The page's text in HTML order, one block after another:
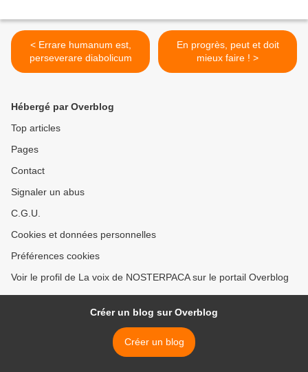
< Errare humanum est,
perseverare diabolicum
En progrès, peut et doit
mieux faire ! >
Hébergé par Overblog
Top articles
Pages
Contact
Signaler un abus
C.G.U.
Cookies et données personnelles
Préférences cookies
Voir le profil de La voix de NOSTERPACA sur le portail Overblog
Créer un blog sur Overblog
Créer un blog